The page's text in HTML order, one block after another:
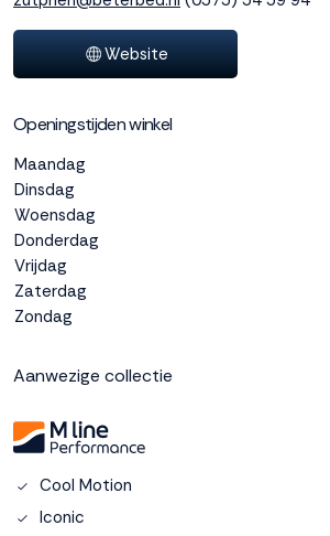
onze website te
anoniem. Meer
weten? Lees
dit overzicht
alle
cookieinstellingen en
lees hier onze privacy
policy
accepteren geef je
toestemming voor
cookies. Kies je voor
Weigeren? Dan
functionele en
analytische cookies.
Website
Openingstijden winkel
Maandag
Dinsdag
Woensdag
Donderdag
Vrijdag
Zaterdag
Zondag
Aanwezige collectie
Cool Motion
Iconic